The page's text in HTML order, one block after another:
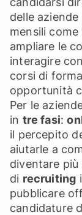
delle
mensili
ampliare le
interagire
corsi di
opportunità
Per le
in tre fasi:
il percepito
aiutarle a
diventare
di recruiting
pubblicare
candidature